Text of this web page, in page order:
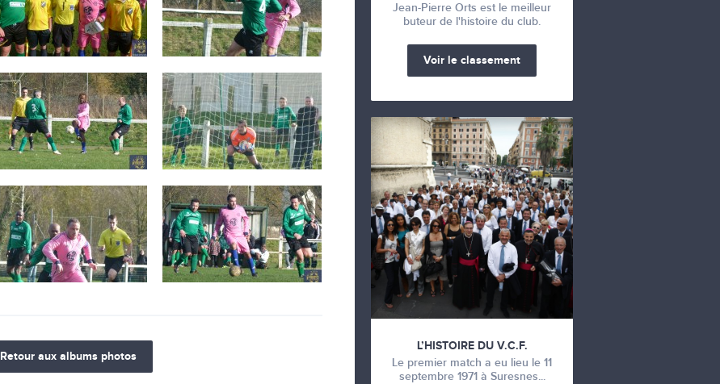
Retour aux albums photos
Jean-Pierre Orts est le meilleur
buteur de l'histoire du club.
Voir le classement
L’HISTOIRE DU V.C.F.
Le premier match a eu lieu le 11
septembre 1971 à Suresnes...